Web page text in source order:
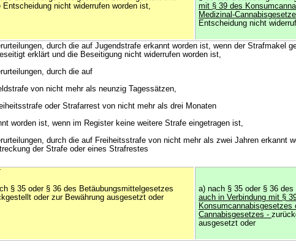
Entscheidung nicht widerrufen worden ist,
mit § 39 des
Medizinal-
Entscheidung nicht
durch die auf Jugendstrafe erkannt worden ist, wenn der Strafmakel
erklärt und die Beseitigung nicht widerrufen worden ist,
durch die auf
von nicht mehr als neunzig Tagessätzen,
oder Strafarrest von nicht mehr als drei Monaten
worden ist, wenn im Register keine weitere Strafe eingetragen ist,
durch die auf Freiheitsstrafe von nicht mehr als zwei Jahren erkannt
der Strafe oder eines Strafrestes
§ 35 oder § 36 des Betäubungsmittelgesetzes
oder zur Bewährung ausgesetzt oder
a) nach § 35 oder § 36
auch in Verbindung mit §
Konsumcannabisgesetzes
Cannabisgesetzes -
ausgesetzt oder